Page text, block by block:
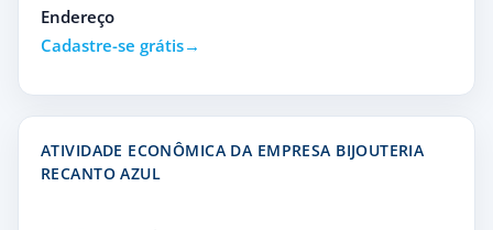
Endereço
Cadastre-se grátis
ATIVIDADE ECONÔMICA DA EMPRESA BIJOUTERIA
RECANTO AZUL